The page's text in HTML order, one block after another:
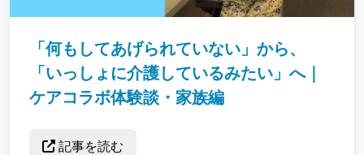
「何もしてあげられていない」から、
「いっしょに介護しているみたい」へ｜
ケアコラボ体験談・家族編
記事を読む